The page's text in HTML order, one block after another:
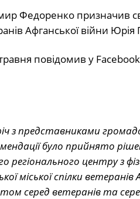
Федоренко призначив
Афганської війни
повідомив у
з представниками
було прийнято
центру з
міської спілки
серед ветеранів та